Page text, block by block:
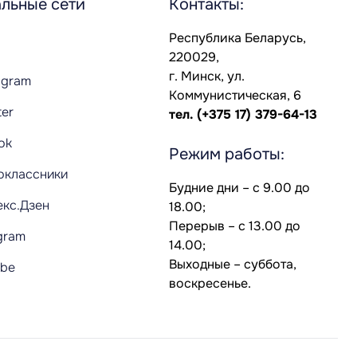
сети Контакты:
Республика Беларусь,
220029,
г. Минск, ул.
Коммунистическая, 6
тел. (+375 17) 379-64-13
Режим работы:
Будние дни – с 9.00 до
18.00;
Перерыв – с 13.00 до
14.00;
Выходные – суббота,
воскресенье.